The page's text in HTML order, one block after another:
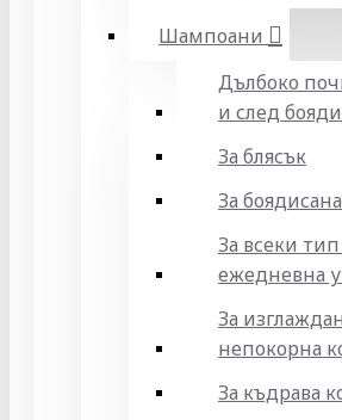
Шампоани
Дълбоко
и след
За блясък
За
За всеки
ежедневна
За
непокорна
За къдрава